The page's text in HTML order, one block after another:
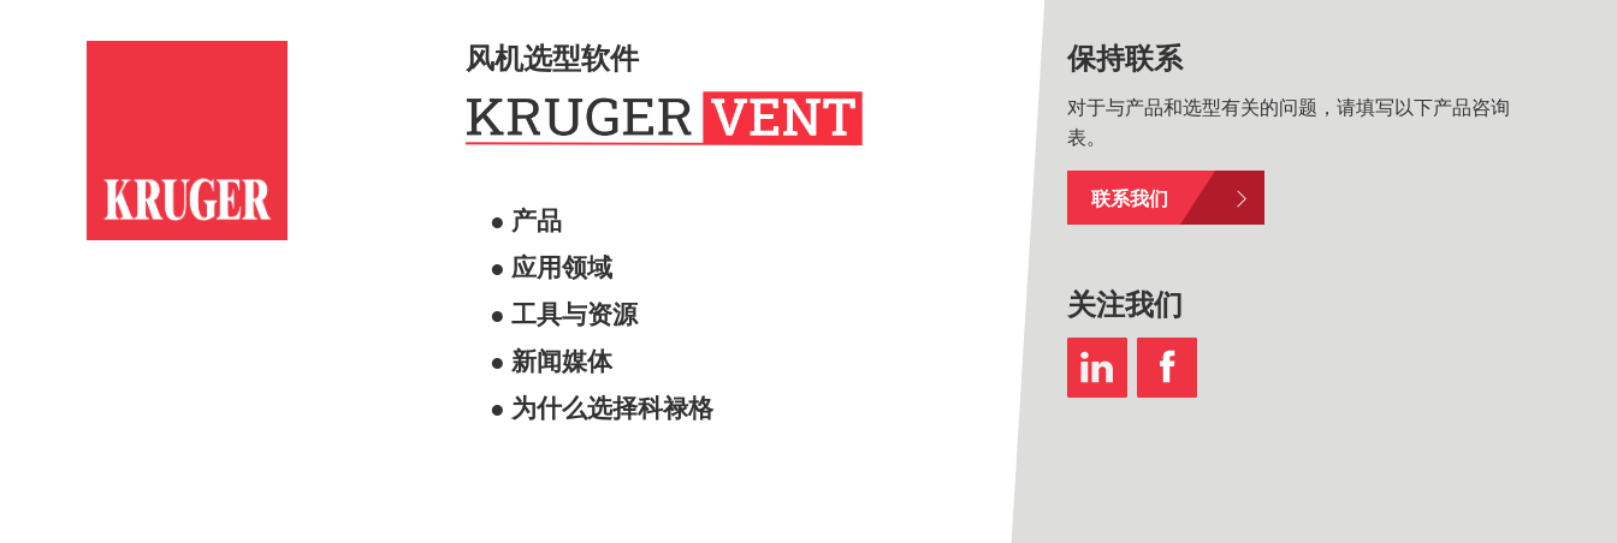
风机选型软件
● 产品
● 应用领域
● 工具与资源
● 新闻媒体
● 为什么选择科禄格
保持联系
对于与产品和选型有关的问题，请填写以下产品咨询
表。
联系我们
关注我们